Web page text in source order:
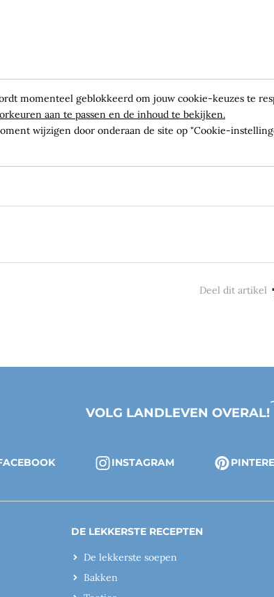
momenteel geblokkeerd om jouw cookie-keuzes te
aan te passen en de inhoud te bekijken.
wijzigen door onderaan de site op "Cookie-
Deel dit artikel
VOLG LANDLEVEN OVERAL!
INSTAGRAM
DE LEKKERSTE RECEPTEN
De lekkerste soepen
Bakken